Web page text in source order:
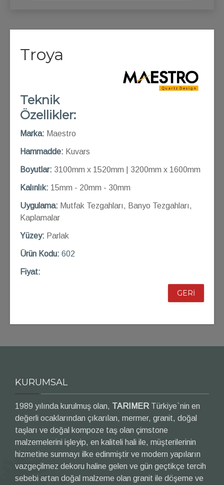
Troya
Teknik
Özellikler:
Marka: Maestro
Hammadde: Kuvars
Boyutlar: 3100mm x 1520mm | 3200mm x 1600mm
Kalınlık: 15mm - 20mm - 30mm
Uygulama: Mutfak Tezgahları, Banyo Tezgahları,
Kaplamalar
Yüzey: Parlak
Ürün Kodu: 602
Fiyat:
GERİ
KURUMSAL
1989 yılında kurulmuş olan, TARIMER Türkiye`nin en
değerli ocaklarından çıkarılan, mermer, granit, doğal
taşları ve doğal kompoze taş olan çimstone
malzemelerini işleyip, en kaliteli hali ile, müşterilerinin
hizmetine sunmayı ilke edinmiştir ve modern yapıların
vazgeçilmez dekoru haline gelen ve gün geçtikçe tercih
sebebi artan doğal malzeme olan granit ile döşeme ve